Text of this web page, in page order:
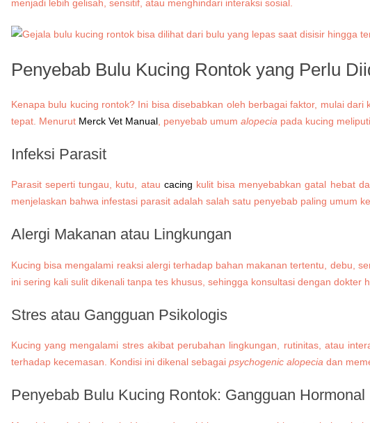
menjadi lebih gelisah, sensitif, atau menghindari interaksi sosial.
Penyebab Bulu Kucing Rontok yang Perlu
Kenapa bulu kucing rontok? Ini bisa disebabkan oleh berbagai faktor, mulai
tepat. Menurut Merck Vet Manual , penyebab umum alopecia pada kucing
Infeksi Parasit
Parasit seperti tungau, kutu, atau cacing kulit bisa menyebabkan gatal hebat
menjelaskan bahwa infestasi parasit adalah salah satu penyebab paling umum
Alergi Makanan atau Lingkungan
Kucing bisa mengalami reaksi alergi terhadap bahan makanan tertentu, debu,
ini sering kali sulit dikenali tanpa tes khusus, sehingga konsultasi dengan dokter
Stres atau Gangguan Psikologis
Kucing yang mengalami stres akibat perubahan lingkungan, rutinitas, atau
terhadap kecemasan. Kondisi ini dikenal sebagai psychogenic alopecia dan
Penyebab Bulu Kucing Rontok: Gangguan Hormonal